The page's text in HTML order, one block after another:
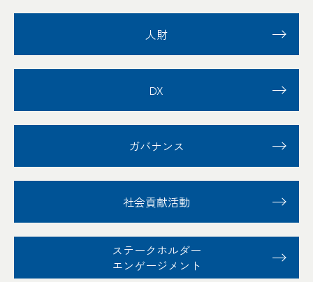
人財
DX
ガバナンス
社会貢献活動
ステークホルダー
エンゲージメント